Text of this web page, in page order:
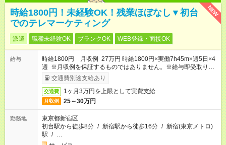
NEW
時給1800円！未経験OK！残業ほぼなし▼初台
でのテレマーケティング
派遣 職種未経験OK ブランクOK WEB登録・面接OK
給与
時給1800円 月収例 27万円 時給1800円×実働7h45m×週5日×4
週 ※月収例を保証するものではありません。※給与即受取りサ
ービス利用可（利用条件有）
交通費別途支給あり
交通費 1ヶ月3万円を上限として実費支給
月収例 25～30万円
勤務地
東京都新宿区
初台駅から徒歩8分 / 新宿駅から徒歩16分 / 新宿(東京メトロ)
駅 / …